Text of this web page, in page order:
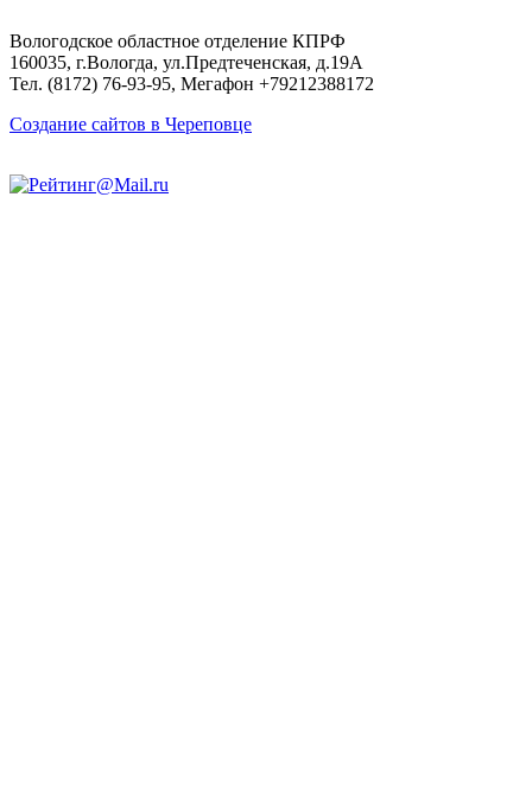
Вологодское областное отделение КПРФ
160035, г.Вологда, ул.Предтеченская, д.19А
Тел. (8172) 76-93-95, Мегафон +79212388172
Создание сайтов в Череповце